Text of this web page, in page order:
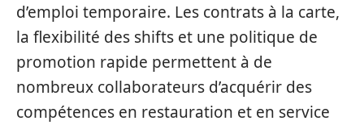
d’emploi temporaire. Les contrats à la carte,
la flexibilité des shifts et une politique de
promotion rapide permettent à de
nombreux collaborateurs d’acquérir des
compétences en restauration et en service